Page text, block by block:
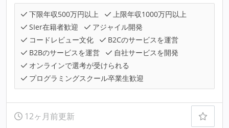
下限年収500万円以上
上限年収1000万円以上
SIer在籍者歓迎
アジャイル開発
コードレビュー文化
B2Cのサービスを運営
B2Bのサービスを運営
自社サービスを開発
オンラインで選考が受けられる
プログラミングスクール卒業生歓迎
12ヶ月前更新